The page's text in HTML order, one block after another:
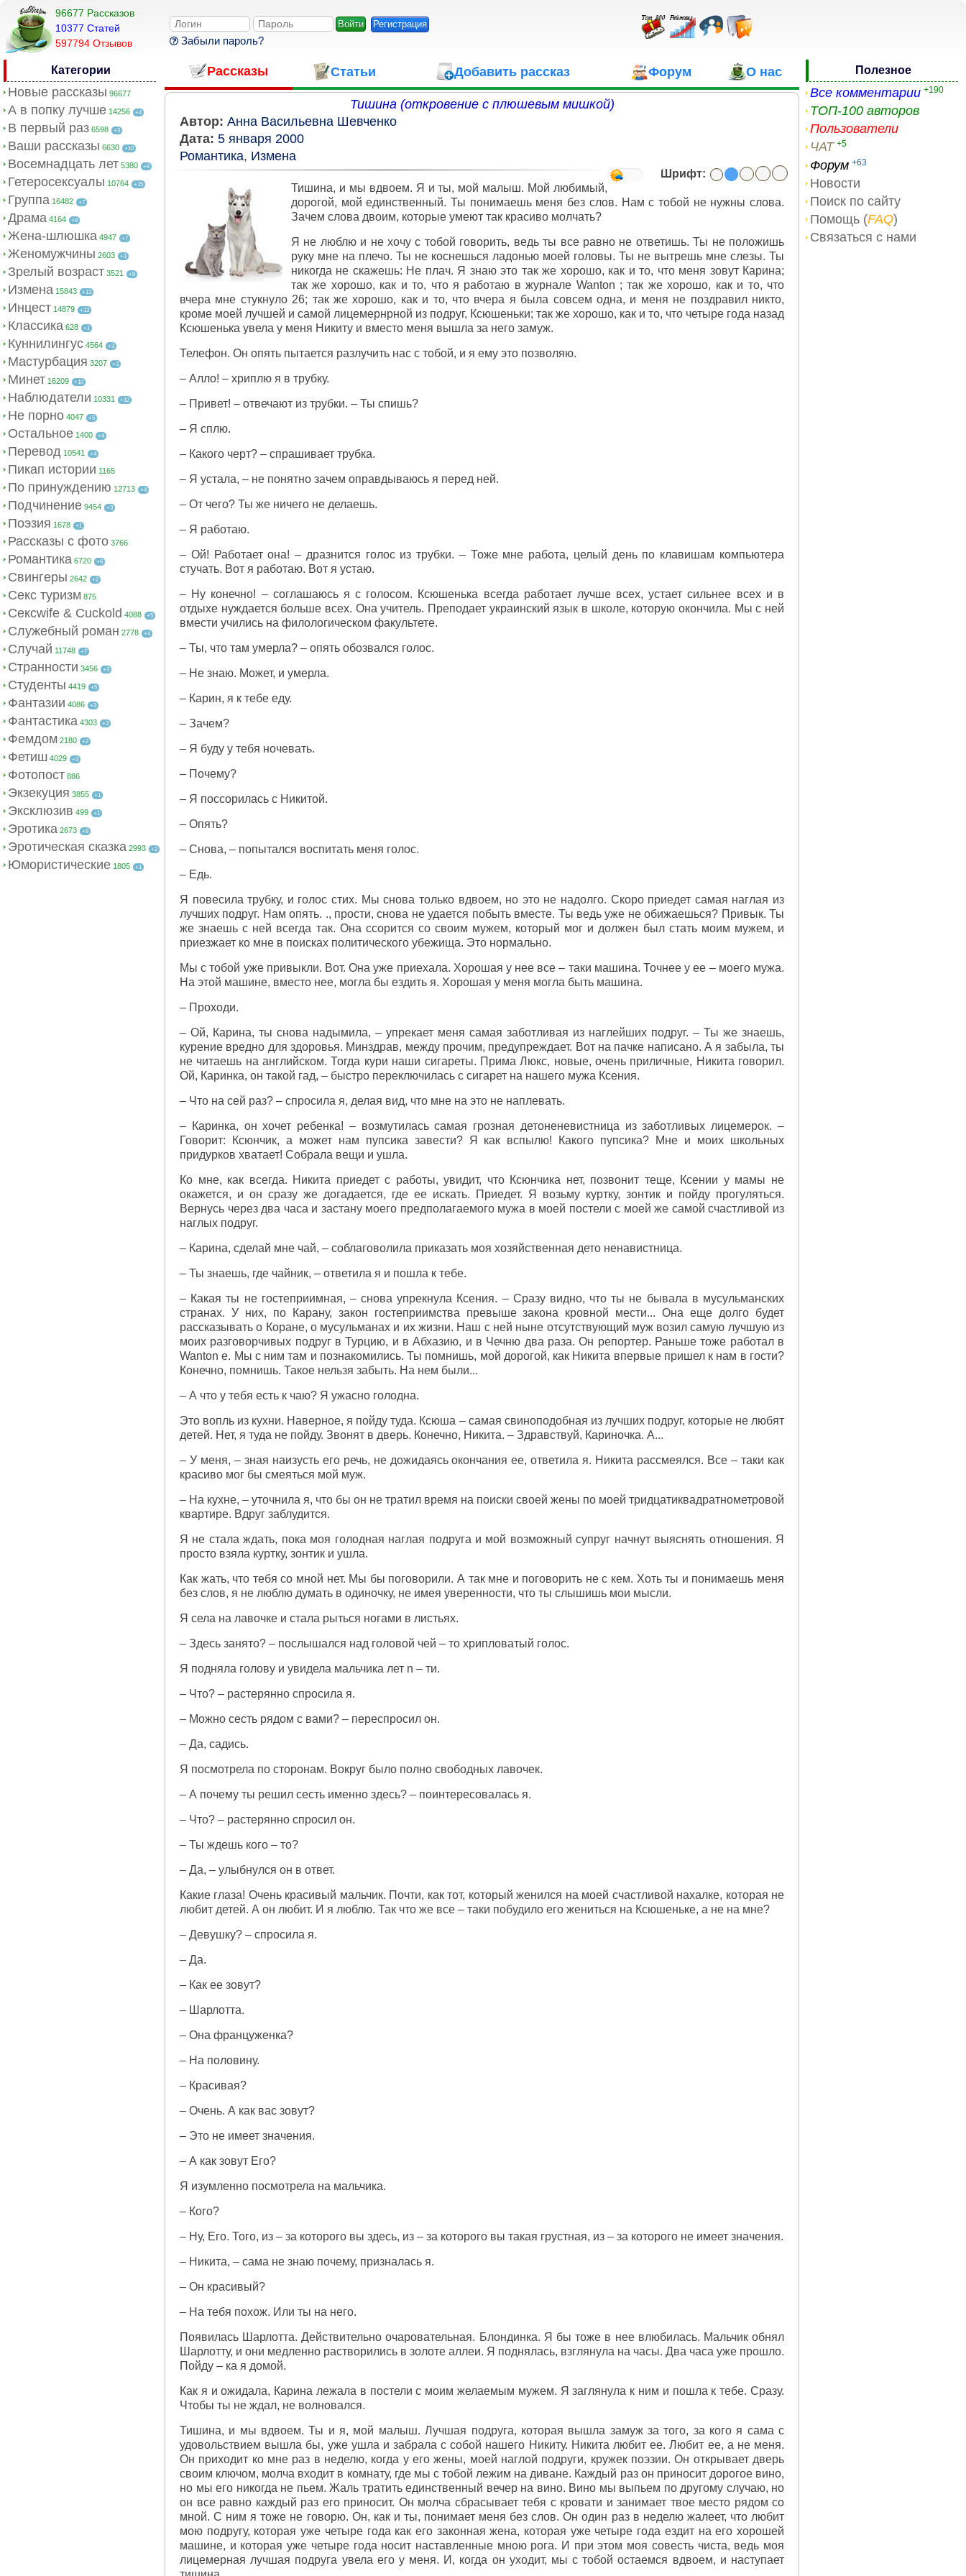
96677 Рассказов
10377 Cтатей
597794 Отзывов
Регистрация
Забыли пароль?
Категории
Новые рассказы 96677
А в попку лучше 14256 +4
В первый раз 6598 +3
Ваши рассказы 6630 +10
Восемнадцать лет 5380 +8
Гетеросексуалы 10764 +15
Группа 16482 +7
Драма 4164 +9
Жена-шлюшка 4947 +7
Женомужчины 2603 +1
Зрелый возраст 3521 +9
Измена 15843 +13
Инцест 14879 +13
Классика 628 +1
Куннилингус 4564 +3
Мастурбация 3207 +3
Минет 16209 +10
Наблюдатели 10331 +12
Не порно 4047 +5
Остальное 1400 +4
Перевод 10541 +4
Пикап истории 1165
По принуждению 12713 +4
Подчинение 9454 +3
Поэзия 1678 +1
Рассказы с фото 3766
Романтика 6720 +6
Свингеры 2642 +2
Секс туризм 875
Сексwife & Cuckold 4088 +5
Служебный роман 2778 +4
Случай 11748 +7
Странности 3456 +3
Студенты 4419 +5
Фантазии 4086 +3
Фантастика 4303 +3
Фемдом 2180 +2
Фетиш 4029 +3
Фотопост 886
Экзекуция 3855 +1
Эксклюзив 499 +1
Эротика 2673 +8
Эротическая сказка 2993 +2
Юмористические 1805 +1
Рассказы Статьи Добавить рассказ Форум О нас
Тишина (откровение с плюшевым мишкой)
Автор: Анна Васильевна Шевченко
Дата: 5 января 2000
Романтика, Измена
Шрифт:
Тишина, и мы вдвоем. Я и ты, мой малыш. Мой любимый,
дорогой, мой единственный. Ты понимаешь меня без слов. Нам с тобой не нужны слова.
Зачем слова двоим, которые умеют так красиво молчать?
Я не люблю и не хочу с тобой говорить, ведь ты все равно не ответишь. Ты не положишь
руку мне на плечо. Ты не коснешься ладонью моей головы. Ты не вытрешь мне слезы. Ты
никогда не скажешь: Не плач. Я знаю это так же хорошо, как и то, что меня зовут Карина;
так же хорошо, как и то, что я работаю в журнале Wanton ; так же хорошо, как и то, что
вчера мне стукнуло 26; так же хорошо, как и то, что вчера я была совсем одна, и меня не поздравил никто,
кроме моей лучшей и самой лицемернрной из подруг, Ксюшеньки; так же хорошо, как и то, что четыре года назад
Ксюшенька увела у меня Никиту и вместо меня вышла за него замуж.
Телефон. Он опять пытается разлучить нас с тобой, и я ему это позволяю.
– Алло! – хриплю я в трубку.
– Привет! – отвечают из трубки. – Ты спишь?
– Я сплю.
– Какого черт? – спрашивает трубка.
– Я устала, – не понятно зачем оправдываюсь я перед ней.
– От чего? Ты же ничего не делаешь.
– Я работаю.
– Ой! Работает она! – дразнится голос из трубки. – Тоже мне работа, целый день по клавишам компьютера
стучать. Вот я работаю. Вот я устаю.
– Ну конечно! – соглашаюсь я с голосом. Ксюшенька всегда работает лучше всех, устает сильнее всех и в
отдыхе нуждается больше всех. Она учитель. Преподает украинский язык в школе, которую окончила. Мы с ней
вмести учились на филологическом факультете.
– Ты, что там умерла? – опять обозвался голос.
– Не знаю. Может, и умерла.
– Карин, я к тебе еду.
– Зачем?
– Я буду у тебя ночевать.
– Почему?
– Я поссорилась с Никитой.
– Опять?
– Снова, – попытался воспитать меня голос.
– Едь.
Я повесила трубку, и голос стих. Мы снова только вдвоем, но это не надолго. Скоро приедет самая наглая из
лучших подруг. Нам опять. ., прости, снова не удается побыть вместе. Ты ведь уже не обижаешься? Привык. Ты
же знаешь с ней всегда так. Она ссорится со своим мужем, который мог и должен был стать моим мужем, и
приезжает ко мне в поисках политического убежища. Это нормально.
Мы с тобой уже привыкли. Вот. Она уже приехала. Хорошая у нее все – таки машина. Точнее у ее – моего мужа.
На этой машине, вместо нее, могла бы ездить я. Хорошая у меня могла быть машина.
– Проходи.
– Ой, Карина, ты снова надымила, – упрекает меня самая заботливая из наглейших подруг. – Ты же знаешь,
курение вредно для здоровья. Минздрав, между прочим, предупреждает. Вот на пачке написано. А я забыла, ты
не читаешь на английском. Тогда кури наши сигареты. Прима Люкс, новые, очень приличные, Никита говорил.
Ой, Каринка, он такой гад, – быстро переключилась с сигарет на нашего мужа Ксения.
– Что на сей раз? – спросила я, делая вид, что мне на это не наплевать.
– Каринка, он хочет ребенка! – возмутилась самая грозная детоненевистница из заботливых лицемерок. –
Говорит: Ксюнчик, а может нам пупсика завести? Я как вспылю! Какого пупсика? Мне и моих школьных
придурков хватает! Собрала вещи и ушла.
Ко мне, как всегда. Никита приедет с работы, увидит, что Ксюнчика нет, позвонит теще, Ксении у мамы не
окажется, и он сразу же догадается, где ее искать. Приедет. Я возьму куртку, зонтик и пойду прогуляться.
Вернусь через два часа и застану моего предполагаемого мужа в моей постели с моей же самой счастливой из
наглых подруг.
– Карина, сделай мне чай, – соблаговолила приказать моя хозяйственная дето ненавистница.
– Ты знаешь, где чайник, – ответила я и пошла к тебе.
– Какая ты не гостеприимная, – снова упрекнула Ксения. – Сразу видно, что ты не бывала в мусульманских
странах. У них, по Карану, закон гостеприимства превыше закона кровной мести... Она еще долго будет
рассказывать о Коране, о мусульманах и их жизни. Наш с ней ныне отсутствующий муж возил самую лучшую из
моих разговорчивых подруг в Турцию, и в Абхазию, и в Чечню два раза. Он репортер. Раньше тоже работал в
Wanton е. Мы с ним там и познакомились. Ты помнишь, мой дорогой, как Никита впервые пришел к нам в гости?
Конечно, помнишь. Такое нельзя забыть. На нем были...
– А что у тебя есть к чаю? Я ужасно голодна.
Это вопль из кухни. Наверное, я пойду туда. Ксюша – самая свиноподобная из лучших подруг, которые не любят
детей. Нет, я туда не пойду. Звонят в дверь. Конечно, Никита. – Здравствуй, Кариночка. А...
– У меня, – зная наизусть его речь, не дожидаясь окончания ее, ответила я. Никита рассмеялся. Все – таки как
красиво мог бы смеяться мой муж.
– На кухне, – уточнила я, что бы он не тратил время на поиски своей жены по моей тридцатиквадратнометровой
квартире. Вдруг заблудится.
Я не стала ждать, пока моя голодная наглая подруга и мой возможный супруг начнут выяснять отношения. Я
просто взяла куртку, зонтик и ушла.
Как жать, что тебя со мной нет. Мы бы поговорили. А так мне и поговорить не с кем. Хоть ты и понимаешь меня
без слов, я не люблю думать в одиночку, не имея уверенности, что ты слышишь мои мысли.
Я села на лавочке и стала рыться ногами в листьях.
– Здесь занято? – послышался над головой чей – то хрипловатый голос.
Я подняла голову и увидела мальчика лет n – ти.
– Что? – растерянно спросила я.
– Можно сесть рядом с вами? – переспросил он.
– Да, садись.
Я посмотрела по сторонам. Вокруг было полно свободных лавочек.
– А почему ты решил сесть именно здесь? – поинтересовалась я.
– Что? – растерянно спросил он.
– Ты ждешь кого – то?
– Да, – улыбнулся он в ответ.
Какие глаза! Очень красивый мальчик. Почти, как тот, который женился на моей счастливой нахалке, которая не
любит детей. А он любит. И я люблю. Так что же все – таки побудило его жениться на Ксюшеньке, а не на мне?
– Девушку? – спросила я.
– Да.
– Как ее зовут?
– Шарлотта.
– Она француженка?
– На половину.
– Красивая?
– Очень. А как вас зовут?
– Это не имеет значения.
– А как зовут Его?
Я изумленно посмотрела на мальчика.
– Кого?
– Ну, Его. Того, из – за которого вы здесь, из – за которого вы такая грустная, из – за которого не имеет значения.
– Никита, – сама не знаю почему, призналась я.
– Он красивый?
– На тебя похож. Или ты на него.
Появилась Шарлотта. Действительно очаровательная. Блондинка. Я бы тоже в нее влюбилась. Мальчик обнял
Шарлотту, и они медленно растворились в золоте аллеи. Я поднялась, взглянула на часы. Два часа уже прошло.
Пойду – ка я домой.
Как я и ожидала, Карина лежала в постели с моим желаемым мужем. Я заглянула к ним и пошла к тебе. Сразу.
Чтобы ты не ждал, не волновался.
Тишина, и мы вдвоем. Ты и я, мой малыш. Лучшая подруга, которая вышла замуж за того, за кого я сама с
удовольствием вышла бы, уже ушла и забрала с собой нашего Никиту. Никита любит ее. Любит ее, а не меня.
Он приходит ко мне раз в неделю, когда у его жены, моей наглой подруги, кружек поэзии. Он открывает дверь
своим ключом, молча входит в комнату, где мы с тобой лежим на диване. Каждый раз он приносит дорогое вино,
но мы его никогда не пьем. Жаль тратить единственный вечер на вино. Вино мы выпьем по другому случаю, но
он все равно каждый раз его приносит. Он молча сбрасывает тебя с кровати и занимает твое место рядом со
мной. С ним я тоже не говорю. Он, как и ты, понимает меня без слов. Он один раз в неделю жалеет, что любит
мою подругу, которая уже четыре года как его законная жена, которая уже четыре года ездит на его хорошей
машине, и которая уже четыре года носит наставленные мною рога. И при этом моя совесть чиста, ведь моя
лицемерная лучшая подруга увела его у меня. И, когда он уходит, мы с тобой остаемся вдвоем, и наступает
Полезное
Все комментарии +190
ТОП-100 авторов
Пользователи
ЧАТ +5
Форум +63
Новости
Поиск по сайту
Помощь (FAQ)
Связаться с нами